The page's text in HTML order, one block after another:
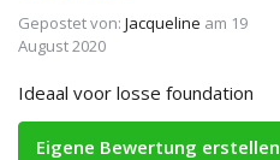
Gepostet von: Jacqueline am 19
August 2020
Ideaal voor losse foundation
Eigene Bewertung erstellen